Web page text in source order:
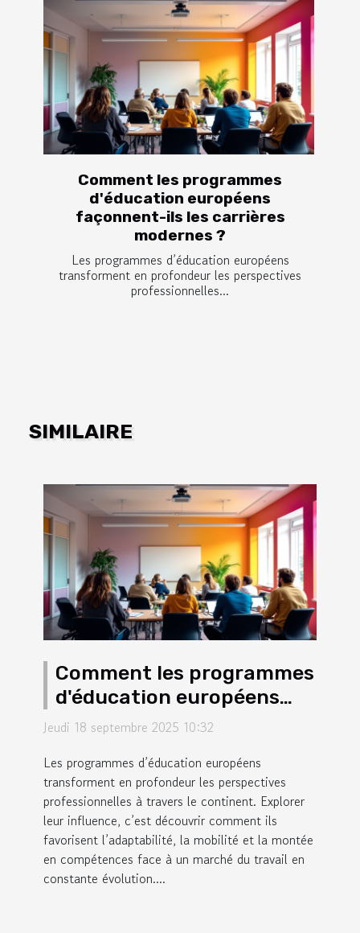
Comment les programmes
d'éducation européens
façonnent-ils les carrières
modernes ?
Les programmes d’éducation européens
transforment en profondeur les perspectives
professionnelles...
SIMILAIRE
Comment les programmes
d'éducation européens
façonnent-ils les
Jeudi 18 septembre 2025 10:32
Les programmes d’éducation européens
transforment en profondeur les perspectives
professionnelles à travers le continent. Explorer
leur influence, c’est découvrir comment ils
favorisent l’adaptabilité, la mobilité et la montée
en compétences face à un marché du travail en
constante évolution....